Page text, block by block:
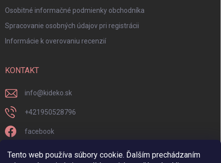
Tento web používa súbory cookie. Ďalším prechádzaním
Osobitné informačné podmienky obchodníka
Spracovanie osobných údajov pri registrácii
Informácie k overovaniu recenzií
KONTAKT
info@kideko.sk
+421950528796
facebook
kideko.sk/